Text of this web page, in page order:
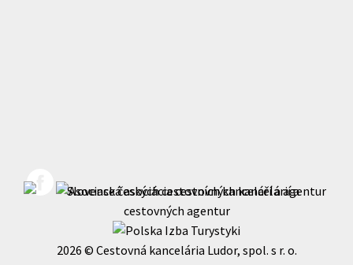
2026 © Cestovná kancelária Ludor, spol. s r. o.